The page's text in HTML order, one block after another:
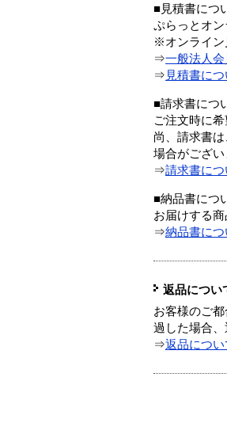
■見積書につ
ぷらっとオ
※オンライン
⇒一般法人
⇒ 見積書に
■請求書につ
ご注文時に
尚、請求書
場合がござい
⇒請求書に
■納品書につ
お届けする商
⇒納品書に
返品につい
お客様のご
過した場合、
⇒返品につ